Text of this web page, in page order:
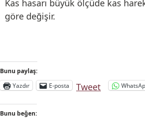
Kas hasarı büyük ölçüde kas
göre değişir.
Bunu paylaş:
Yazdır
E-posta Tweet
Bunu beğen: